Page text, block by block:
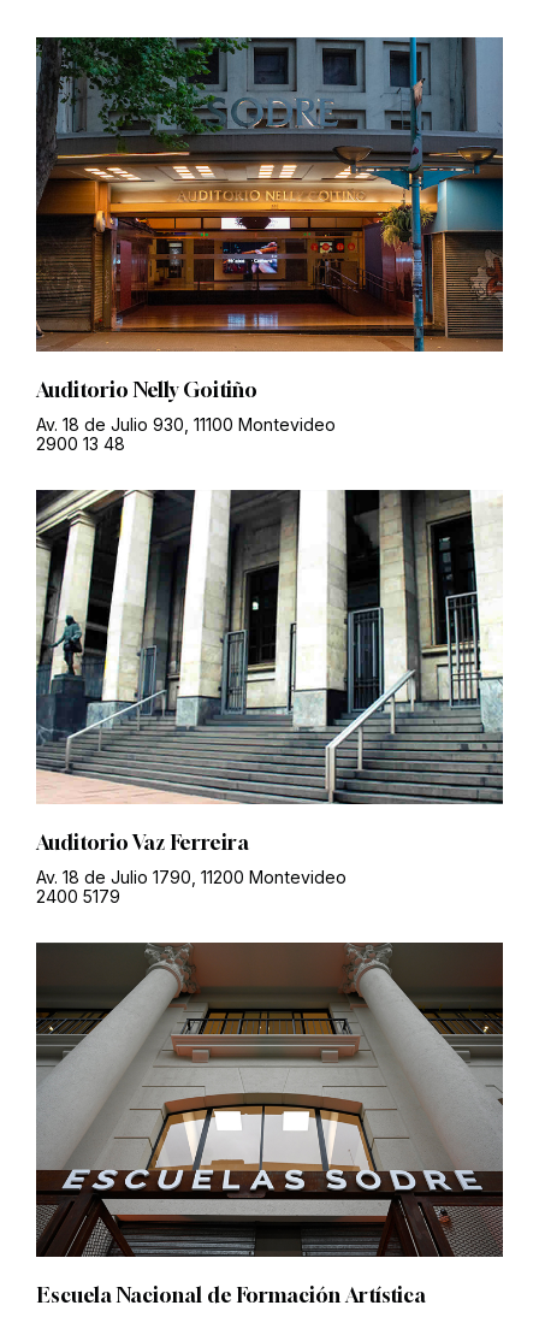
Auditorio Nelly Goitiño
Av. 18 de Julio 930, 11100 Montevideo
2900 13 48
Auditorio Vaz Ferreira
Av. 18 de Julio 1790, 11200 Montevideo
2400 5179
Escuela Nacional de Formación Artística